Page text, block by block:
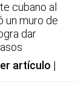
cubano al
un muro de
dar
artículo